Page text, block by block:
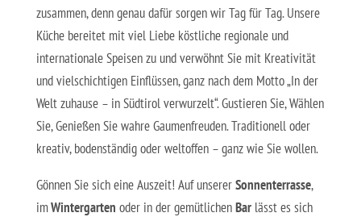
zusammen, denn genau dafür sorgen wir Tag für Tag. Unsere
Küche bereitet mit viel Liebe köstliche regionale und
internationale Speisen zu und verwöhnt Sie mit Kreativität
und vielschichtigen Einflüssen, ganz nach dem Motto „In der
Welt zuhause – in Südtirol verwurzelt“. Gustieren Sie, Wählen
Sie, Genießen Sie wahre Gaumenfreuden. Traditionell oder
kreativ, bodenständig oder weltoffen – ganz wie Sie wollen.
Gönnen Sie sich eine Auszeit! Auf unsererSonnenterrasse,
imWintergarten oder in der gemütlichenBarlässt es sich